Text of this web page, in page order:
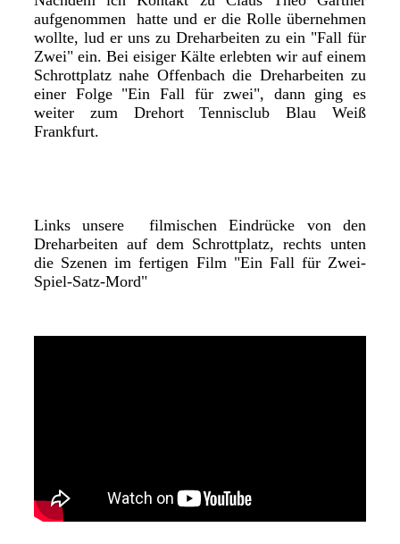
aufgenommen hatte und er die Rolle übernehmen
wollte, lud er uns zu Dreharbeiten zu ein "Fall für
Zwei" ein. Bei eisiger Kälte erlebten wir auf einem
Schrottplatz nahe Offenbach die Dreharbeiten zu
einer Folge "Ein Fall für zwei", dann ging es
weiter zum Drehort Tennisclub Blau Weiß
Frankfurt.
Links unsere filmischen Eindrücke von den
Dreharbeiten auf dem Schrottplatz, rechts unten
die Szenen im fertigen Film "Ein Fall für Zwei-
Spiel-Satz-Mord"